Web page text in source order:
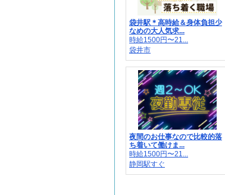
袋井駅＊高時給＆身体負担少
なめの大人気求...
時給1500円〜21...
袋井市
夜間のお仕事なので比較的落
ち着いて働けま...
時給1500円〜21...
静岡駅すぐ